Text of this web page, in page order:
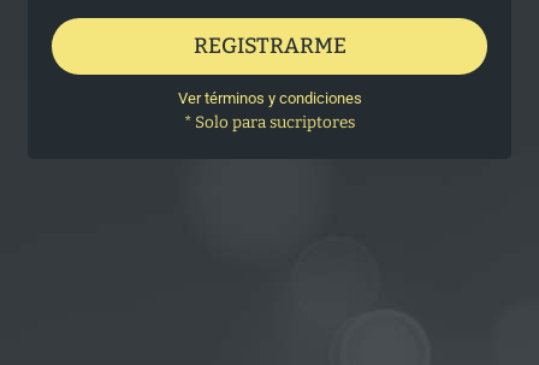
REGISTRARME
Ver términos y condiciones
* Solo para sucriptores